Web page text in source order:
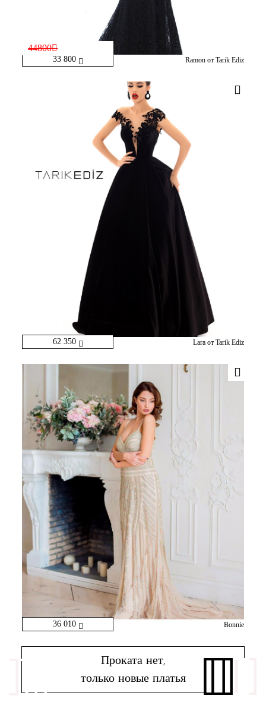
33 800
44800
Ramon от Tarik Ediz
62 350 Lara от Tarik Ediz
36 010 Bonnie
Проката нет,
только новые платья